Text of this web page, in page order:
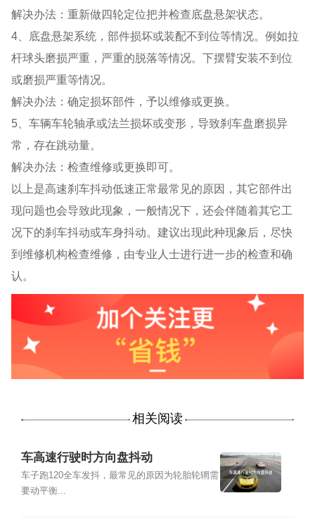
解决办法：重新做四轮定位把并检查底盘悬架状态。
4、底盘悬架系统，部件损坏或装配不到位等情况。例如拉
杆球头磨损严重，严重的脱落等情况。下摆臂安装不到位
或磨损严重等情况。
解决办法：确定损坏部件，予以维修或更换。
5、车辆车轮轴承或法兰损坏或变形，导致刹车盘磨损异
常，存在跳动量。
解决办法：检查维修或更换即可。
以上是高速刹车抖动低速正常最常见的原因，其它部件出
现问题也会导致此现象，一般情况下，还会伴随着其它工
况下的刹车抖动或车身抖动。建议出现此种现象后，尽快
到维修机构检查维修，由专业人士进行进一步的检查和确
认。
相关阅读
车高速行驶时方向盘抖动
车子跑120全车发抖，最常见的原因为轮胎轮辋需
要动平衡...